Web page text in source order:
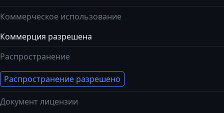
Коммерческое использование
Коммерция разрешена
Распространение
Распространение разрешено
Документ лицензии